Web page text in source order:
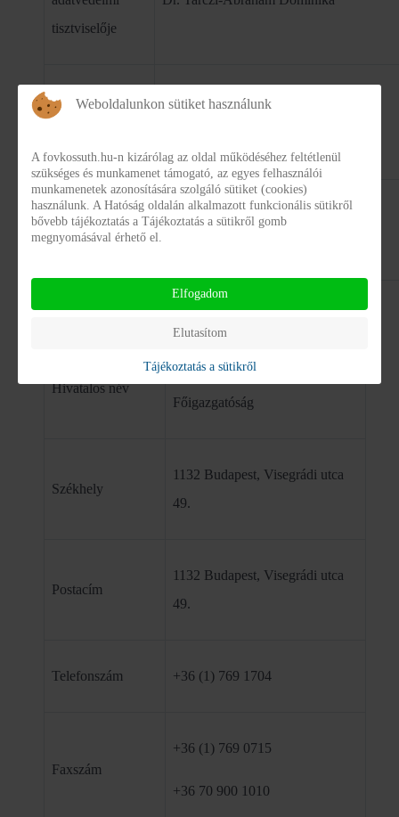
tisztviselője
Telefonos
Tel: +36 (1) 999 4348
Elektronikus
elérhetősége
adatvedelem@bm.gov.hu
A középirányító/fenntartó szerv:
Hivatalos név
Szociális és Gyermekvédelmi
Főigazgatóság
Székhely
1132 Budapest, Visegrádi utca
49.
Postacím
1132 Budapest, Visegrádi utca
49.
Telefonszám +36 (1) 769 1704
Faxszám
+36 (1) 769 0715
+36 70 900 1010
Weboldalunkon sütiket használunk
A fovkossuth.hu-n kizárólag az oldal működéséhez feltétlenül
szükséges és munkamenet támogató, az egyes felhasználói
munkamenetek azonosítására szolgáló sütiket (cookies)
használunk. A Hatóság oldalán alkalmazott funkcionális sütikről
bővebb tájékoztatás a Tájékoztatás a sütikről gomb
megnyomásával érhető el.
Elfogadom
Elutasítom
Tájékoztatás a sütikről